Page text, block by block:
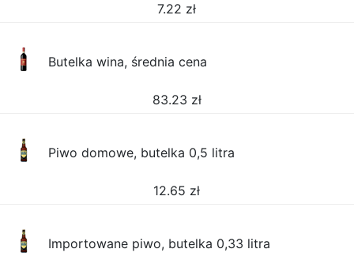
7.22 zł
Butelka wina, średnia cena
83.23 zł
Piwo domowe, butelka 0,5 litra
12.65 zł
Importowane piwo, butelka 0,33 litra